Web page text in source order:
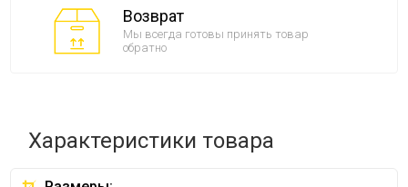
Возврат
Мы всегда готовы принять товар
обратно
Характеристики товара